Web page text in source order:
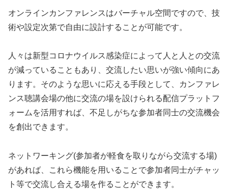
オンラインカンファレンスはバーチャル空間ですので、技
術や設定次第で自由に設計することが可能です。
人々は新型コロナウイルス感染症によって人と人との交流
が減っていることもあり、交流したい思いが強い傾向にあ
ります。そのような思いに応える手段として、カンファレ
ンス聴講会場の他に交流の場を設けられる配信プラットフ
ォームを活用すれば、不足しがちな参加者同士の交流機会
を創出できます。
ネットワーキング(参加者が軽食を取りながら交流する場)
があれば、これら機能を用いることで参加者同士がチャッ
ト等で交流し合える場を作ることができます。